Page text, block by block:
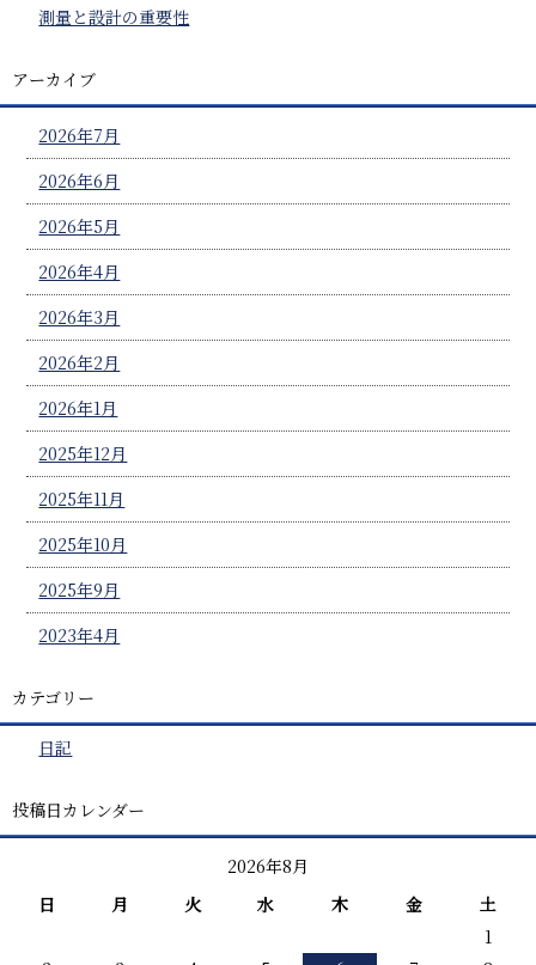
測量と設計の重要性
アーカイブ
2026年7月
2026年6月
2026年5月
2026年4月
2026年3月
2026年2月
2026年1月
2025年12月
2025年11月
2025年10月
2025年9月
2023年4月
カテゴリー
日記
投稿日カレンダー
2026年8月
日
月 火 水 木 金
土
1